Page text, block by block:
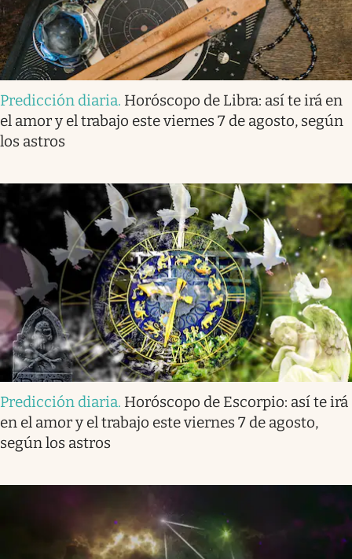
Predicción diaria. Horóscopo de Libra: así te irá en
el amor y el trabajo este viernes 7 de agosto, según
los astros
Predicción diaria. Horóscopo de Escorpio: así te irá
en el amor y el trabajo este viernes 7 de agosto,
según los astros